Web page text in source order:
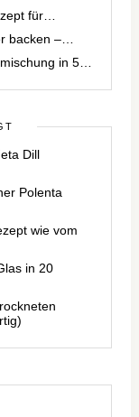
für…
backen –…
in 5…
Dill
Polenta
wie vom
in 20